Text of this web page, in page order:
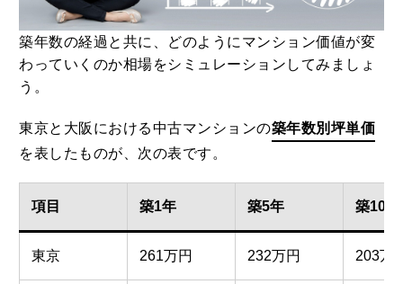
築年数の経過と共に、どのようにマンション価値が変
わっていくのか相場をシミュレーションしてみましょ
う。
東京と大阪における中古マンションの築年数別坪単価
を表したものが、次の表です。
項目 築1年 築5年 築10年
東京 261万円 232万円 203万